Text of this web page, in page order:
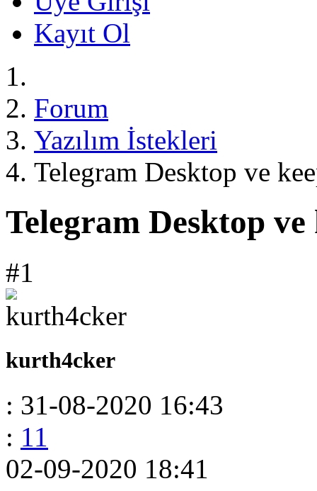
Kayıt Ol
Forum
Yazılım İstekleri
Telegram Desktop ve
Telegram Desktop ve
#1
kurth4cker
: 31-08-2020 16:43
: 11
02-09-2020 18:41